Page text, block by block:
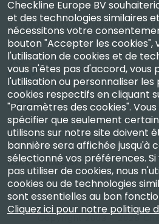
de l'étalonnage, de la
d'instruments de mesure de
Entreprise
Compte
Nous Contacter
Copyright 2003 - 2026
Checkline Europe BV
et des technologies similaires
nécessitons votre
bouton "Accepter les cookies",
l'utilisation de cookies et de
vous n'êtes pas d'accord, vous
l'utilisation ou personnaliser
cookies respectifs en cliquant
"Paramètres des cookies".
spécifier que seulement
utilisons sur notre site doivent
bannière sera affichée jusqu'à
sélectionné vos préférences. Si
pas utiliser de cookies, nous
cookies ou de technologies
sont essentielles au bon
Cliquez ici pour notre politique